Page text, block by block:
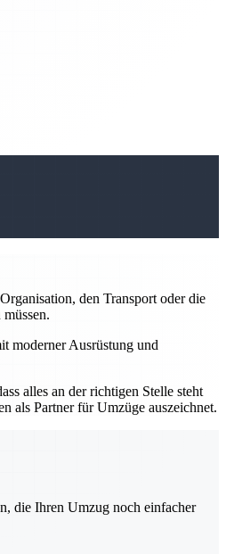
den Transport oder die
moderner Ausrüstung und
alles an der richtigen Stelle steht
als Partner für Umzüge auszeichnet.
die Ihren Umzug noch einfacher